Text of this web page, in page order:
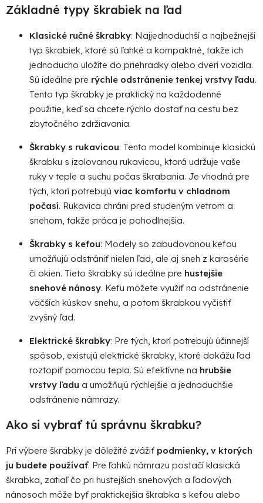
v
p
i
s
u
Základné typy škrabiek na ľad
Klasické ručné škrabky: Najjednoduchší a najbežnejší
typ škrabiek, ktoré sú ľahké a kompaktné, takže ich
jednoducho uložíte do priehradky alebo dverí vozidla.
Sú ideálne pre rýchle odstránenie tenkej vrstvy ľadu.
Tento typ škrabky je praktický na každodenné
použitie, keď sa chcete rýchlo dostať na cestu bez
zbytočného zdržiavania.
Škrabky s rukavicou: Tento model kombinuje klasickú
škrabku s izolovanou rukavicou, ktorá udržuje vaše
ruky v teple a suchu počas škrabania. Je vhodná pre
tých, ktorí potrebujú viac komfortu v chladnom
počasí. Rukavica chráni pred studeným vetrom a
snehom, takže práca je pohodlnejšia.
Škrabky s kefou: Modely so zabudovanou kefou
umožňujú odstrániť nielen ľad, ale aj sneh z karosérie
či okien. Tieto škrabky sú ideálne pre hustejšie
snehové nánosy. Kefu môžete využiť na odstránenie
väčších kúskov snehu, a potom škrabkou vyčistiť
zvyšný ľad.
Elektrické škrabky: Pre tých, ktorí potrebujú účinnejší
spôsob, existujú elektrické škrabky, ktoré dokážu ľad
roztopiť pomocou tepla. Sú efektívne na hrubšie
vrstvy ľadu a umožňujú rýchlejšie a jednoduchšie
odstránenie námrazy.
Ako si vybrať tú správnu škrabku?
Pri výbere škrabky je dôležité zvážiť podmienky, v ktorých
ju budete používať. Pre ľahkú námrazu postačí klasická
škrabka, zatiaľ čo pri hustejších snehových a ľadových
nánosoch môže byť praktickejšia škrabka s kefou alebo